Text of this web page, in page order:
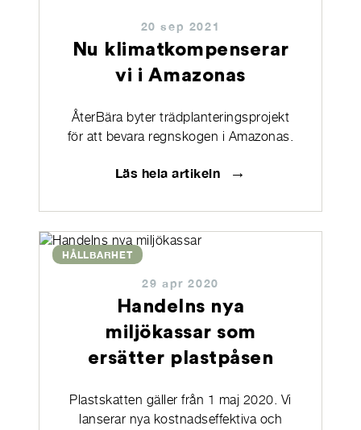
20 sep 2021
Nu klimatkompenserar
vi i Amazonas
ÅterBära byter trädplanteringsprojekt
för att bevara regnskogen i Amazonas.
Läs hela artikeln →
HÅLLBARHET
29 apr 2020
Handelns nya
miljökassar som
ersätter plastpåsen
Plastskatten gäller från 1 maj 2020. Vi
lanserar nya kostnadseffektiva och